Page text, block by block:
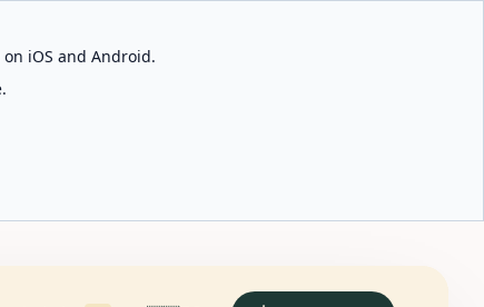
iOS and Android.